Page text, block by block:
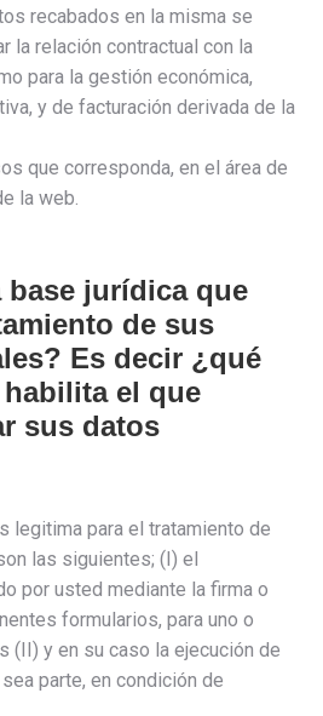
recabados en la misma se
la relación contractual con la
para la gestión económica,
y de facturación derivada de la
que corresponda, en el área de
la web.
base jurídica que
de sus
Es decir ¿qué
el que
sus datos
legitima para el tratamiento de
las siguientes; (I) el
por usted mediante la firma o
formularios, para uno o
(II) y en su caso la ejecución de
parte, en condición de